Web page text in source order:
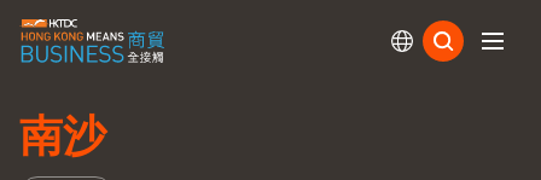
南沙